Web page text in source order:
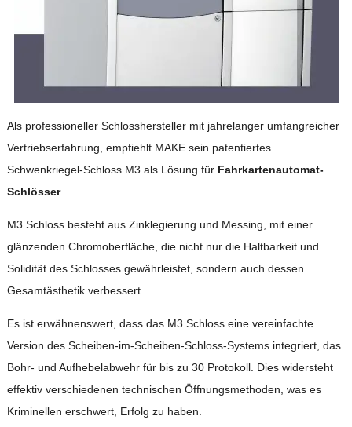
Als professioneller Schlosshersteller mit jahrelanger umfangreicher
Vertriebserfahrung, empfiehlt MAKE sein patentiertes
Schwenkriegel-Schloss M3 als Lösung für Fahrkartenautomat-
Schlösser.
M3 Schloss besteht aus Zinklegierung und Messing, mit einer
glänzenden Chromoberfläche, die nicht nur die Haltbarkeit und
Solidität des Schlosses gewährleistet, sondern auch dessen
Gesamtästhetik verbessert.
Es ist erwähnenswert, dass das M3 Schloss eine vereinfachte
Version des Scheiben-im-Scheiben-Schloss-Systems integriert, das
Bohr- und Aufhebelabwehr für bis zu 30 Protokoll. Dies widersteht
effektiv verschiedenen technischen Öffnungsmethoden, was es
Kriminellen erschwert, Erfolg zu haben.